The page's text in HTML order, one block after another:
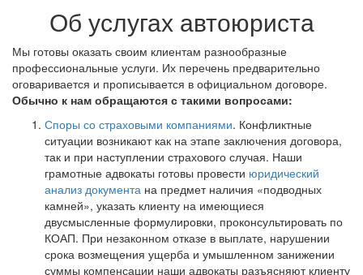
Об услугах автоюриста
Мы готовы оказать своим клиентам разнообразные
профессиональные услуги. Их перечень предварительно
оговаривается и прописывается в официальном договоре.
Обычно к нам обращаются с такими вопросами:
Споры со страховыми компаниями. Конфликтные
ситуации возникают как на этапе заключения договора,
так и при наступлении страхового случая. Наши
грамотные адвокаты готовы провести юридический
анализ документа на предмет наличия «подводных
камней», указать клиенту на имеющиеся
двусмысленные формулировки, проконсультировать по
КОАП. При незаконном отказе в выплате, нарушении
срока возмещения ущерба и умышленном занижении
суммы компенсации наши адвокаты разъясняют клиенту